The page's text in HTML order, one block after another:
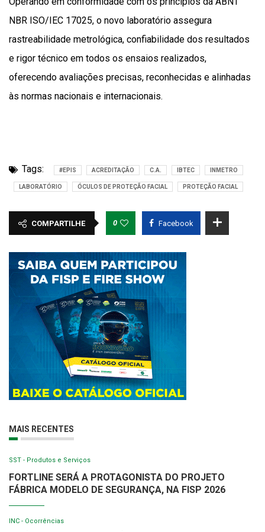
NBR ISO/IEC 17025, o novo laboratório assegura
rastreabilidade metrológica, confiabilidade dos resultados
e rigor técnico em todos os ensaios realizados,
oferecendo avaliações precisas, reconhecidas e alinhadas
às normas nacionais e internacionais.
Tags: #EPIS ACREDITAÇÃO C.A. IBTEC INMETRO
LABORATÓRIO ÓCULOS DE PROTEÇÃO FACIAL PROTEÇÃO FACIAL
COMPARTILHE 0 Facebook
MAIS RECENTES
SST - Produtos e Serviços
FORTLINE SERÁ A PROTAGONISTA DO PROJETO
FÁBRICA MODELO DE SEGURANÇA, NA FISP 2026
INC - Ocorrências